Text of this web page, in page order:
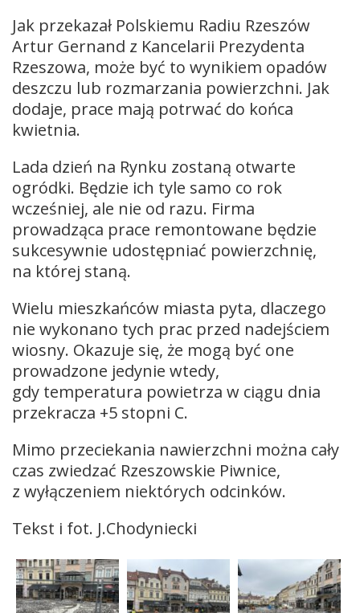
Jak przekazał Polskiemu Radiu Rzeszów
Artur Gernand z Kancelarii Prezydenta
Rzeszowa, może być to wynikiem opadów
deszczu lub rozmarzania powierzchni. Jak
dodaje, prace mają potrwać do końca
kwietnia.
Lada dzień na Rynku zostaną otwarte
ogródki. Będzie ich tyle samo co rok
wcześniej, ale nie od razu. Firma
prowadząca prace remontowane będzie
sukcesywnie udostępniać powierzchnię,
na której staną.
Wielu mieszkańców miasta pyta, dlaczego
nie wykonano tych prac przed nadejściem
wiosny. Okazuje się, że mogą być one
prowadzone jedynie wtedy,
gdy temperatura powietrza w ciągu dnia
przekracza +5 stopni C.
Mimo przeciekania nawierzchni można cały
czas zwiedzać Rzeszowskie Piwnice,
z wyłączeniem niektórych odcinków.
Tekst i fot. J.Chodyniecki